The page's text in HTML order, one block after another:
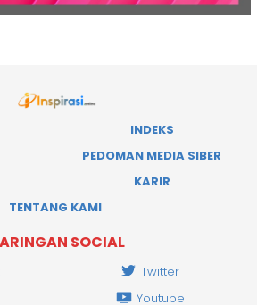
INDEKS
PEDOMAN MEDIA SIBER
KARIR
TENTANG KAMI
SOCIAL
Twitter
Youtube